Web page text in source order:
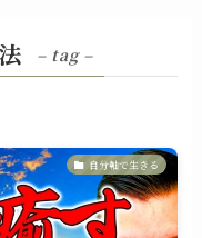
– tag –
自分軸で生きる